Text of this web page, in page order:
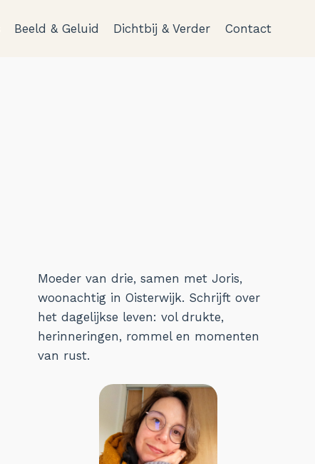
Beeld & Geluid Dichtbij & Verder Contact
Moeder van drie, samen met Joris,
woonachtig in Oisterwijk. Schrijft over
het dagelijkse leven: vol drukte,
herinneringen, rommel en momenten
van rust.